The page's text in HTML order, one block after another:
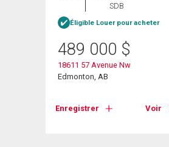
SDB
Éligible Louer pour acheter
489 000 $
18611 57 Avenue Nw
Edmonton, AB
Enregistrer Voir